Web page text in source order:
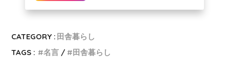
CATEGORY : 田舎暮らし
TAGS :
名言 田舎暮らし